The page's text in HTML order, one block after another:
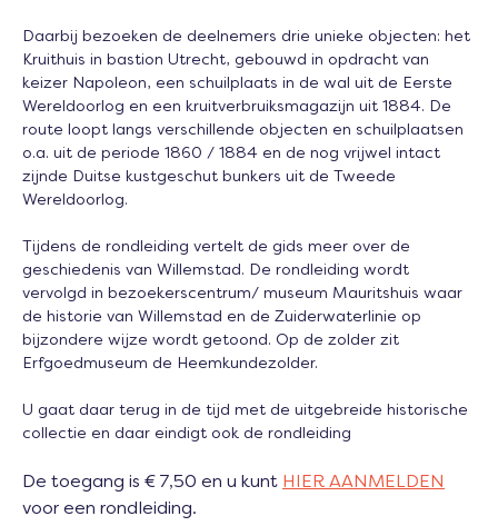
Daarbij bezoeken de deelnemers drie unieke objecten: het
Kruithuis in bastion Utrecht, gebouwd in opdracht van
keizer Napoleon, een schuilplaats in de wal uit de Eerste
Wereldoorlog en een kruitverbruiksmagazijn uit 1884. De
route loopt langs verschillende objecten en schuilplaatsen
o.a. uit de periode 1860 / 1884 en de nog vrijwel intact
zijnde Duitse kustgeschut bunkers uit de Tweede
Wereldoorlog.
Tijdens de rondleiding vertelt de gids meer over de
geschiedenis van Willemstad. De rondleiding wordt
vervolgd in bezoekerscentrum/ museum Mauritshuis waar
de historie van Willemstad en de Zuiderwaterlinie op
bijzondere wijze wordt getoond. Op de zolder zit
Erfgoedmuseum de Heemkundezolder.
U gaat daar terug in de tijd met de uitgebreide historische
collectie en daar eindigt ook de rondleiding
De toegang is € 7,50 en u kunt HIER AANMELDEN
voor een rondleiding.